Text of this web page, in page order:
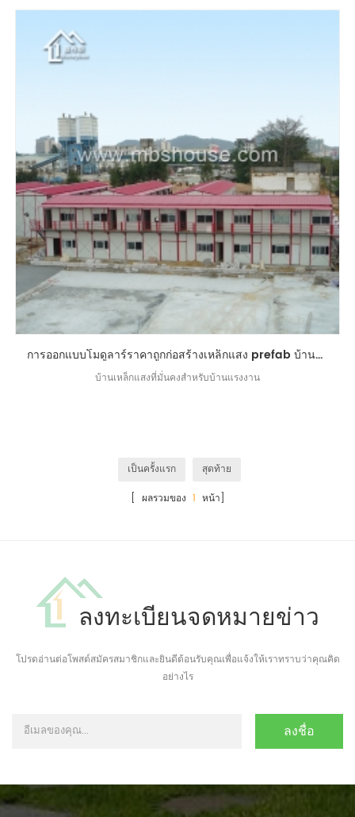
การออกแบบโมดูลาร์ราคาถูกก่อสร้างเหล็กแสง prefab บ้านแรงงาน
บ้านเหล็กแสงที่มั่นคงสำหรับบ้านแรงงาน
เป็นครั้งแรก
สุดท้าย
[ ผลรวมของ 1 หน้า]
ลงทะเบียนจดหมายข่าว
โปรดอ่านต่อโพสต์สมัครสมาชิกและยินดีต้อนรับคุณเพื่อแจ้งให้เราทราบว่าคุณคิด
อย่างไร